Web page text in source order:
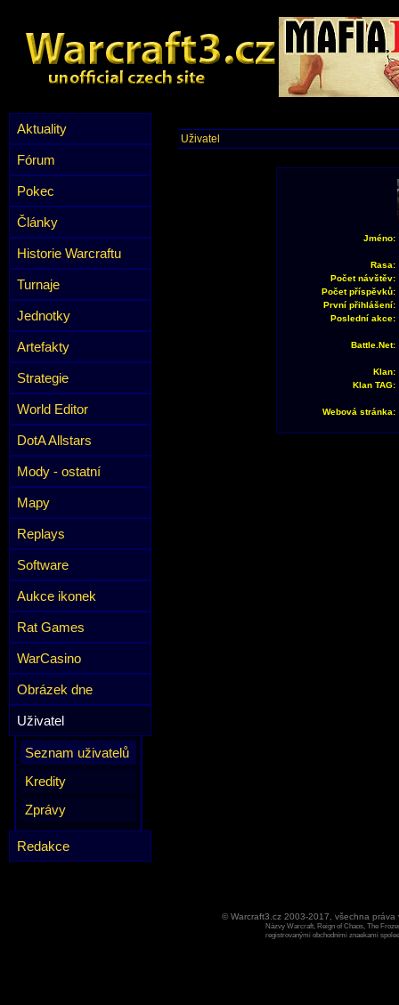
Aktuality
Fórum
Pokec
Články
Historie Warcraftu
Turnaje
Jednotky
Artefakty
Strategie
World Editor
DotA Allstars
Mody - ostatní
Mapy
Replays
Software
Aukce ikonek
Rat Games
WarCasino
Obrázek dne
Uživatel
Seznam uživatelů
Kredity
Zprávy
Redakce
Uživatel
Jméno:
Rasa:
Počet návštěv:
Počet příspěvků:
První přihlášení:
Poslední akce:
Battle.Net:
Klan:
Klan TAG:
Webová stránka:
© Warcraft3.cz 2003-2017, všechna
Názvy Warcraft, Reign of Chaos, The
registrovanými obchodními znaekami